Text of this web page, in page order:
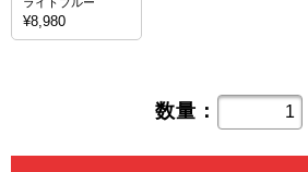
¥8,980
数量：